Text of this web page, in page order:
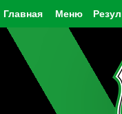
Главная Меню